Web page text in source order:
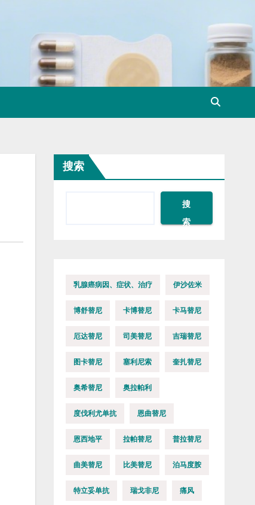
搜索
搜
索
乳腺癌病因、症状、治疗 伊沙佐米
博舒替尼 卡博替尼 卡马替尼
厄达替尼 司美替尼 吉瑞替尼
图卡替尼 塞利尼索 奎扎替尼
奥希替尼 奥拉帕利
度伐利尤单抗 恩曲替尼
恩西地平 拉帕替尼 普拉替尼
曲美替尼 比美替尼 泊马度胺
特立妥单抗 瑞戈非尼 痛风